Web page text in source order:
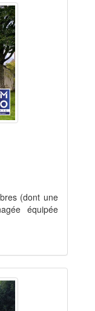
(dont une
équipée